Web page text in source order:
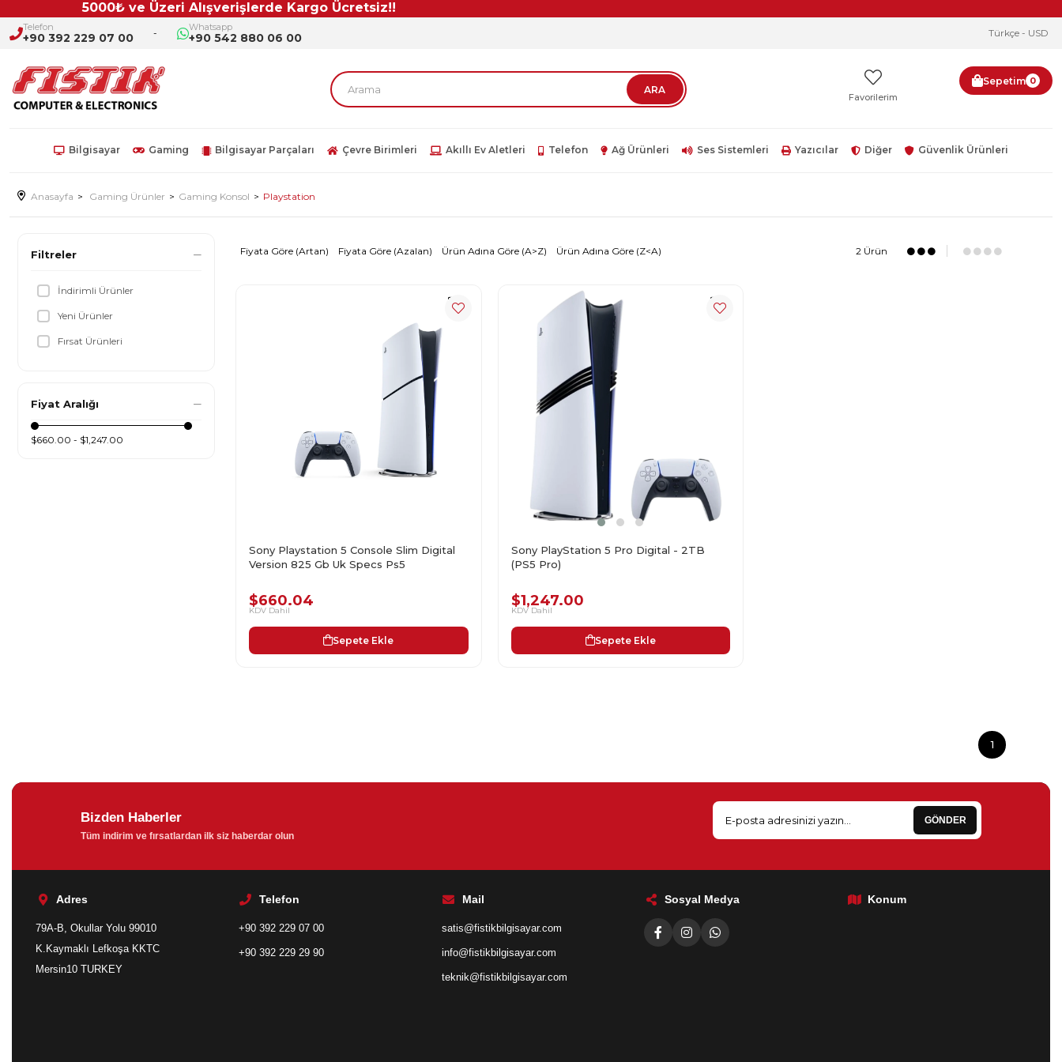
5000₺ ve Üzeri Alışverişlerde Kargo Ücretsiz!!
Telefon
+90 392 229 07 00
Whatsapp
+90 542 880 06 00 Türkçe - USD
Sepetim 0
Favorilerim
Bilgisayar Gaming Bilgisayar Parçaları Çevre Birimleri Akıllı Ev Aletleri Telefon Ağ Ürünleri Ses Sistemleri Yazıcılar Diğer Güvenlik Ürünleri
Anasayfa Gaming Ürünler Gaming Konsol Playstation
Filtreler
İndirimli Ürünler
Yeni Ürünler
Fırsat Ürünleri
Fiyat Aralığı
$660.00 - $1,247.00
Fiyata Göre (Artan) Fiyata Göre (Azalan) Ürün Adına Göre (A>Z) Ürün Adına Göre (Z<A) 2 Ürün
Sony Playstation 5 Console Slim Digital
Version 825 Gb Uk Specs Ps5
$660.04
KDV Dahil
Sepete Ekle
Sony PlayStation 5 Pro Digital - 2TB
(PS5 Pro)
$1,247.00
KDV Dahil
Sepete Ekle
1
Bizden Haberler
Tüm indirim ve fırsatlardan ilk siz haberdar olun
GÖNDER
Adres
79A-B, Okullar Yolu 99010
K.Kaymaklı Lefkoşa KKTC
Mersin10 TURKEY
Telefon
+90 392 229 07 00
+90 392 229 29 90
Mail
satis@fistikbilgisayar.com
info@fistikbilgisayar.com
teknik@fistikbilgisayar.com
Sosyal Medya Konum